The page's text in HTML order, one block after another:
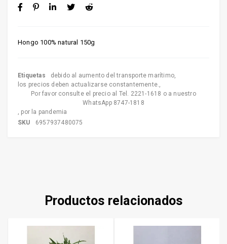
Hongo 100% natural 150g
Etiquetas debido al aumento del transporte marítimo,
los precios deben actualizarse constantemente.,
Por favor consulte el precio al Tel. 2221-1618 o a nuestro
WhatsApp 8747-1818
, por la pandemia
SKU
6957937480075
Productos relacionados